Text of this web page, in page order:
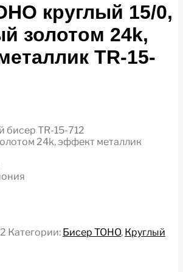
круглый 15/0,
золотом 24k,
TR-15-
бисер TR-15-712
24k, эффект металлик
Категории: Бисер TOHO, Круглый